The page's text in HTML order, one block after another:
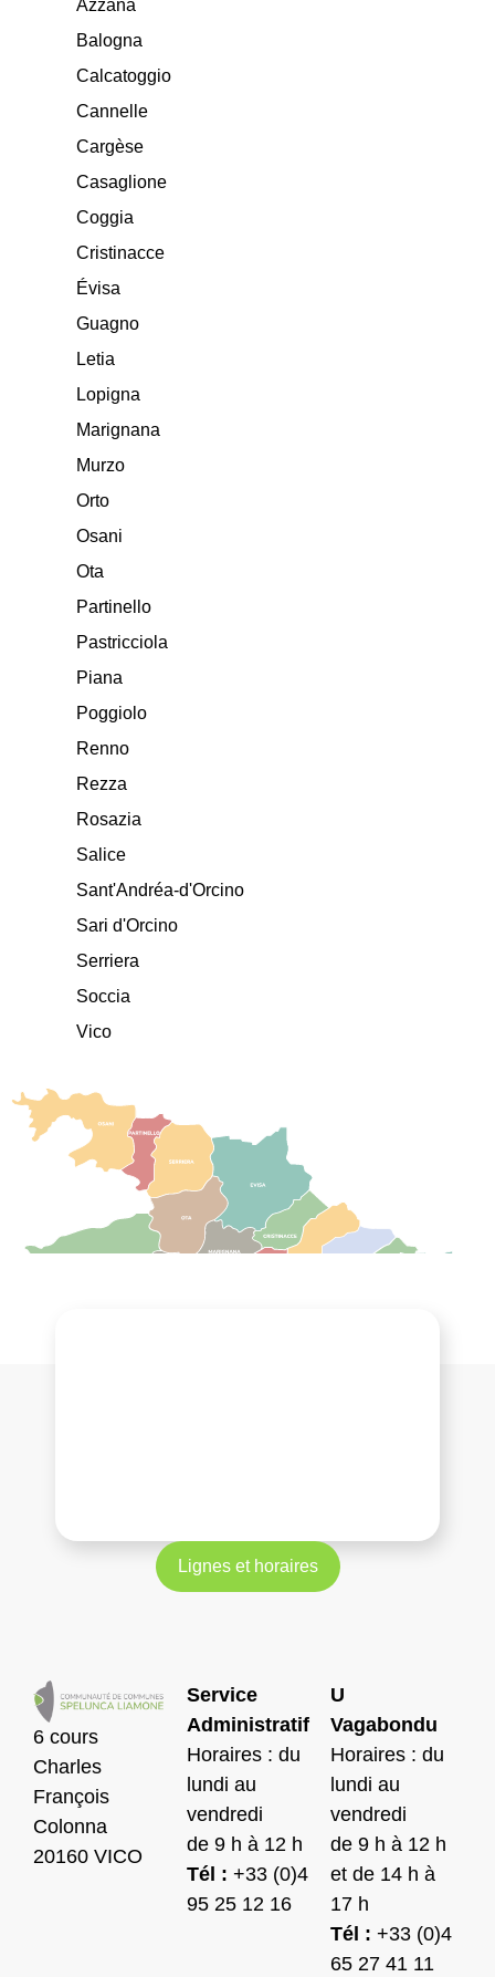
Azzana
Balogna
Calcatoggio
Cannelle
Cargèse
Casaglione
Coggia
Cristinacce
Évisa
Guagno
Letia
Lopigna
Marignana
Murzo
Orto
Osani
Ota
Partinello
Pastricciola
Piana
Poggiolo
Renno
Rezza
Rosazia
Salice
Sant'Andréa-d'Orcino
Sari d'Orcino
Serriera
Soccia
Vico
Lignes et horaires
6 cours
Charles
François
Colonna
20160 VICO
Service
Administratif
Horaires : du
lundi au
vendredi
de 9 h à 12 h
Tél : +33 (0)4
95 25 12 16
U
Vagabondu
Horaires : du
lundi au
vendredi
de 9 h à 12 h
et de 14 h à
17 h
Tél : +33 (0)4
65 27 41 11